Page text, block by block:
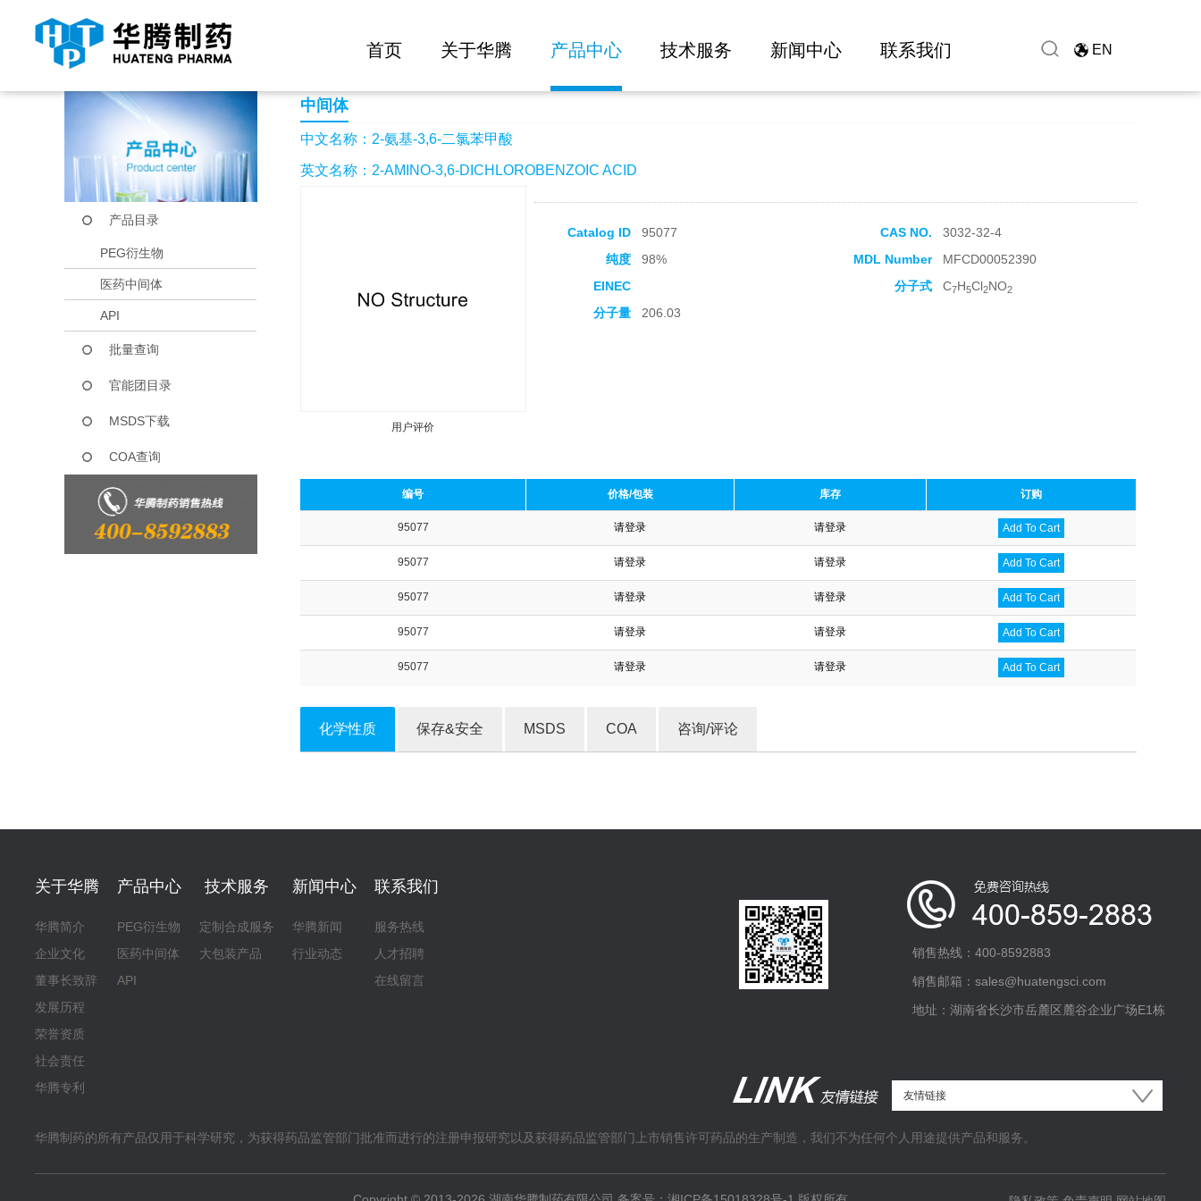
首页 关于华腾 产品中心 技术服务 新闻中心 联系我们 EN
当前位置： 首页 产品中心 2-氨基-3,6-二氯苯甲酸
产品目录
PEG衍生物
医药中间体
API
批量查询
官能团目录
MSDS下载
COA查询
中间体
中文名称：2-氨基-3,6-二氯苯甲酸
英文名称：2-AMINO-3,6-DICHLOROBENZOIC ACID
用户评价
收藏产品
Catalog ID 95077 CAS NO.
3032-32-4
纯度
98% MDL Number
MFCD00052390
EINEC
分子式 C7H5Cl2NO2
分子量 206.03
编号 价格/包装 库存 订购
95077 请登录 请登录 Add To Cart
95077 请登录 请登录 Add To Cart
95077 请登录 请登录 Add To Cart
95077 请登录 请登录 Add To Cart
95077 请登录 请登录 Add To Cart
化学性质 保存&安全 MSDS COA 咨询/评论
关于华腾
华腾简介
企业文化
董事长致辞
发展历程
荣誉资质
社会责任
华腾专利
产品中心
PEG衍生物
医药中间体
API
技术服务
定制合成服务
大包装产品
新闻中心
华腾新闻
行业动态
联系我们
服务热线
人才招聘
在线留言
销售热线：400-8592883
销售邮箱：sales@huatengsci.com
地址：湖南省长沙市岳麓区麓谷企业广场E1栋
华腾制药的所有产品仅用于科学研究，为获得药品监管部门批准而进行的注册申报研究以及获得药品监管部门上市销售许可药品的生产制造，我们不为任何个人用途提供产品和服务。